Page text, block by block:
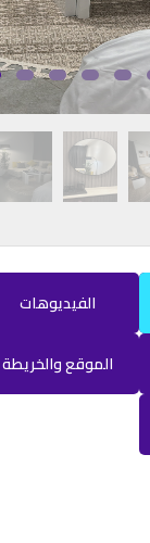
الفيديوهات
الموقع والخريطة